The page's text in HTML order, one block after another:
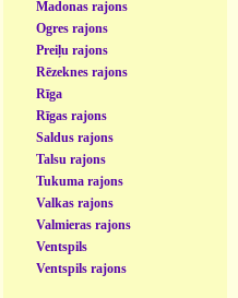
Madonas rajons
Ogres rajons
Preiļu rajons
Rēzeknes rajons
Rīga
Rīgas rajons
Saldus rajons
Talsu rajons
Tukuma rajons
Valkas rajons
Valmieras rajons
Ventspils
Ventspils rajons